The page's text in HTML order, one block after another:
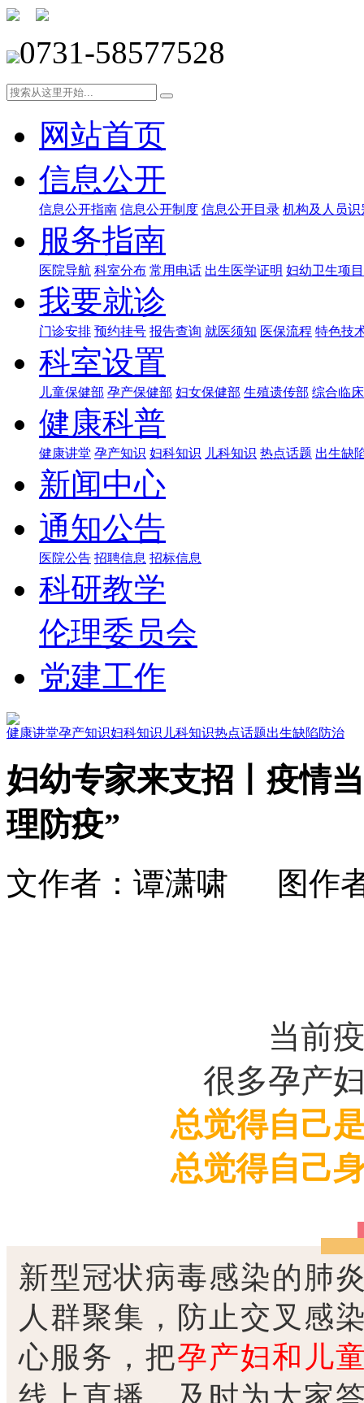
0731-58577528
网站首页
信息公开
信息公开指南 信息公开制度 信息公开目录 机构及人员识
服务指南
医院导航 科室分布 常用电话 出生医学证明 妇幼卫生项目
我要就诊
门诊安排 预约挂号 报告查询 就医须知 医保流程 特色技
科室设置
儿童保健部 孕产保健部 妇女保健部 生殖遗传部 综合临
健康科普
健康讲堂 孕产知识 妇科知识 儿科知识 热点话题 出生缺
新闻中心
通知公告
医院公告 招聘信息 招标信息
科研教学
伦理委员会
党建工作
健康讲堂孕产知识妇科知识 儿科知识热点话题出生缺陷防治
妇幼专家来支招丨疫情
理防疫”
文作者：谭潇啸 图作
当前
很多孕产
总觉得自己
总觉得自己
新型冠状病毒感染的肺
人群聚集，防止交叉感
心服务，把孕产妇和儿